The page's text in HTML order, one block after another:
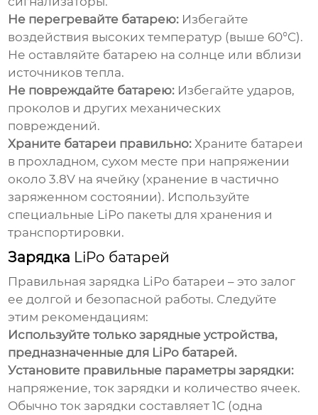
Не перегревайте батарею: Избегайте
воздействия высоких температур (выше 60°C).
Не оставляйте батарею на солнце или вблизи
источников тепла.
Не повреждайте батарею: Избегайте ударов,
проколов и других механических
повреждений.
Храните батареи правильно: Храните батареи
в прохладном, сухом месте при напряжении
около 3.8V на ячейку (хранение в частично
заряженном состоянии). Используйте
специальные LiPo пакеты для хранения и
транспортировки.
Зарядка LiPo батарей
Правильная зарядка LiPo батареи – это залог
ее долгой и безопасной работы. Следуйте
этим рекомендациям:
Используйте только зарядные устройства,
предназначенные для LiPo батарей.
Установите правильные параметры зарядки:
напряжение, ток зарядки и количество ячеек.
Обычно ток зарядки составляет 1C (одна